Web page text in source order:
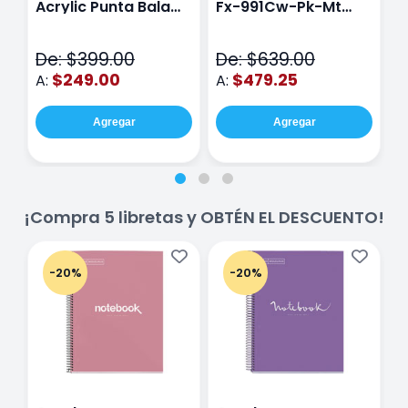
Acrylic Punta Bala
De: $399.00
A: $249.00
Agregar
Fx-991Cw-Pk-Mt
De: $639.00
A: $479.25
Agregar
¡Compra 5 libretas y OBTÉN EL DESCUENTO!
-20% -20%